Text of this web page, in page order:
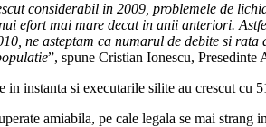
considerabil in 2009, problemele de
efort mai mare decat in anii anteriori.
ne asteptam ca numarul de debite si
”, spune Cristian Ionescu,
in instanta si executarile silite au crescut cu
amiabila, pe cale legala se mai